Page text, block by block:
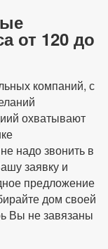
от 120 до
компаний, с
охватывают
надо звонить в
заявку и
предложение
дом своей
Вы не завязаны